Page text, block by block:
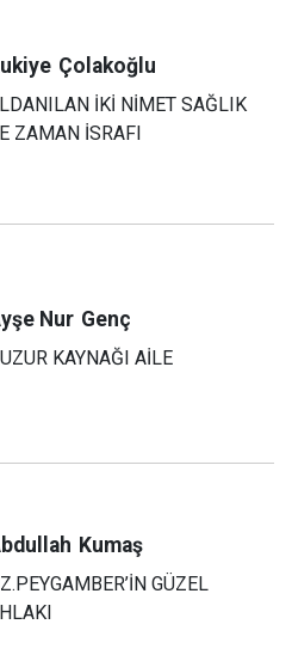
Çolakoğlu
İKİ NİMET SAĞLIK
ZAMAN İSRAFI
Nur Genç
KAYNAĞI AİLE
Kumaş
GÜZEL